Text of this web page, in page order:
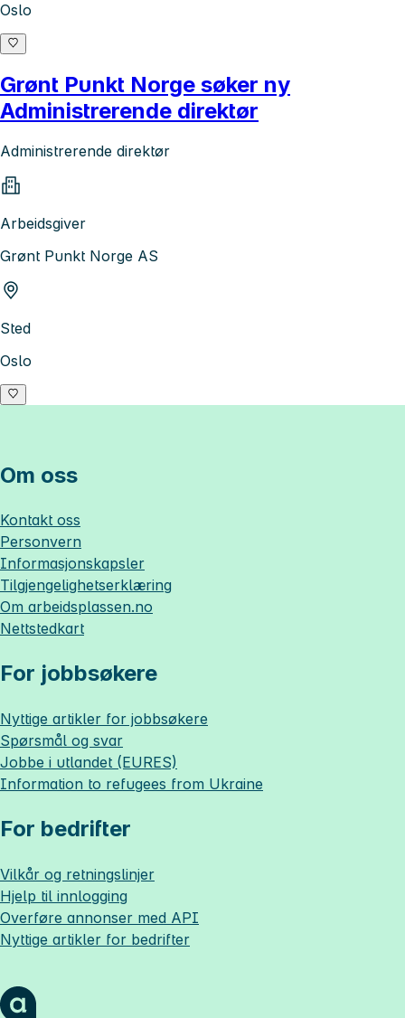
Oslo
Grønt Punkt Norge søker ny
Administrerende direktør
Administrerende direktør
Arbeidsgiver
Grønt Punkt Norge AS
Sted
Oslo
Om oss
Kontakt oss
Personvern
Informasjonskapsler
Tilgjengelighetserklæring
Om arbeidsplassen.no
Nettstedkart
For jobbsøkere
Nyttige artikler for jobbsøkere
Spørsmål og svar
Jobbe i utlandet (EURES)
Information to refugees from Ukraine
For bedrifter
Vilkår og retningslinjer
Hjelp til innlogging
Overføre annonser med API
Nyttige artikler for bedrifter